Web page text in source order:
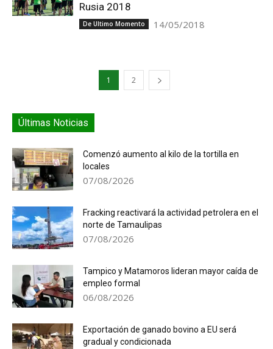
Rusia 2018
De Ultimo Momento 14/05/2018
1 2
Últimas Noticias
Comenzó aumento al kilo de la tortilla en
locales
07/08/2026
Fracking reactivará la actividad petrolera en el
norte de Tamaulipas
07/08/2026
Tampico y Matamoros lideran mayor caída de
empleo formal
06/08/2026
Exportación de ganado bovino a EU será
gradual y condicionada